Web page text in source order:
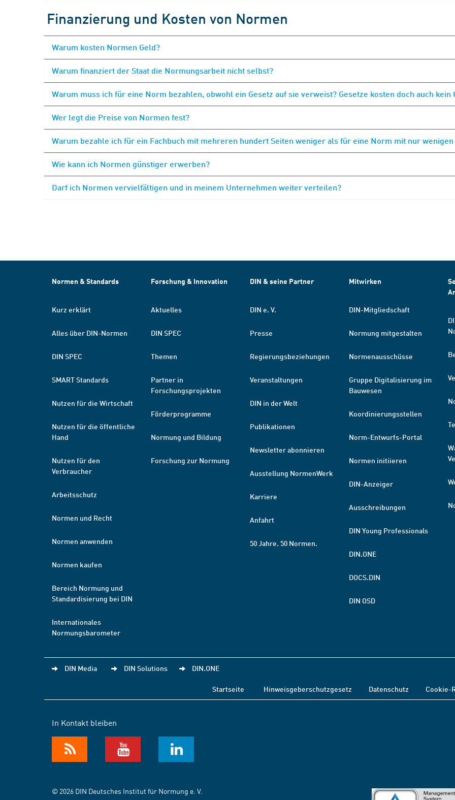
Finanzierung und Kosten von Normen
Warum kosten Normen Geld?
Warum finanziert der Staat die Normungsarbeit nicht selbst?
Warum muss ich für eine Norm bezahlen, obwohl ein Gesetz auf sie verweist? Gesetze kosten doch auch kein
Wer legt die Preise von Normen fest?
Warum bezahle ich für ein Fachbuch mit mehreren hundert Seiten weniger als für eine Norm mit nur wenigen
Wie kann ich Normen günstiger erwerben?
Darf ich Normen vervielfältigen und in meinem Unternehmen weiter verteilen?
Normen & Standards
Kurz erklärt
Alles über DIN-Normen
DIN SPEC
SMART Standards
Nutzen für die Wirtschaft
Nutzen für die öffentliche
Hand
Nutzen für den
Verbraucher
Arbeitsschutz
Normen und Recht
Normen anwenden
Normen kaufen
Bereich Normung und
Standardisierung bei DIN
Internationales
Normungsbarometer
Forschung & Innovation
Aktuelles
DIN SPEC
Themen
Partner in
Forschungsprojekten
Förderprogramme
Normung und Bildung
Forschung zur Normung
DIN & seine Partner
DIN e. V.
Presse
Regierungsbeziehungen
Veranstaltungen
DIN in der Welt
Publikationen
Newsletter abonnieren
Ausstellung NormenWerk
Karriere
Anfahrt
50 Jahre. 50 Normen.
Mitwirken
DIN-Mitgliedschaft
Normung mitgestalten
Normenausschüsse
Gruppe Digitalisierung im
Bauwesen
Koordinierungsstellen
Norm-Entwurfs-Portal
Normen initiieren
DIN-Anzeiger
Ausschreibungen
DIN Young Professionals
DIN.ONE
DOCS.DIN
DIN OSD
DIN Media DIN Solutions DIN.ONE
Startseite Hinweisgeberschutzgesetz Datenschutz Cookie-
In Kontakt bleiben
© 2026 DIN Deutsches Institut für Normung e. V.